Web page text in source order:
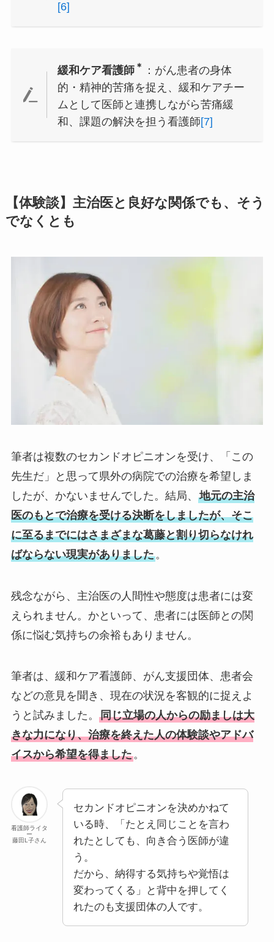
[6]
緩和ケア看護師 ＊
：がん患者の身体
的・精神的苦痛を捉え、緩和ケアチー
ムとして医師と連携しながら苦痛緩
和、課題の解決を担う看護師[7]
【体験談】主治医と良好な関係でも、そう
でなくとも
筆者は複数のセカンドオピニオンを受け、「この
先生だ」と思って県外の病院での治療を希望しま
したが、かないませんでした。結局、 地元の主治
医のもとで治療を受ける決断をしましたが、そこ
に至るまでにはさまざまな葛藤と割り切らなけれ
ばならない現実がありました。
残念ながら、主治医の人間性や態度は患者には変
えられません。かといって、患者には医師との関
係に悩む気持ちの余裕もありません。
筆者は、緩和ケア看護師、がん支援団体、患者会
などの意見を聞き、現在の状況を客観的に捉えよ
うと試みました。 同じ立場の人からの励ましは大
きな力になり、治療を終えた人の体験談やアドバ
イスから希望を得ました。
看護師ライタ
ー
藤田L子さん
セカンドオピニオンを決めかねて
いる時、「たとえ同じことを言わ
れたとしても、向き合う医師が違
う。
だから、納得する気持ちや覚悟は
変わってくる」と背中を押してく
れたのも支援団体の人です。